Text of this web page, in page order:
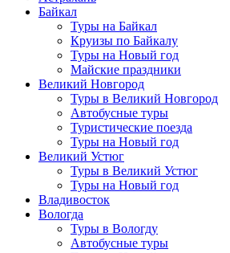
Байкал
Туры на Байкал
Круизы по Байкалу
Туры на Новый год
Майские праздники
Великий Новгород
Туры в Великий Новгород
Автобусные туры
Туристические поезда
Туры на Новый год
Великий Устюг
Туры в Великий Устюг
Туры на Новый год
Владивосток
Вологда
Туры в Вологду
Автобусные туры